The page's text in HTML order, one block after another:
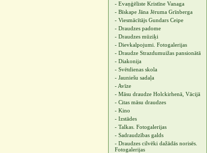
- Evaņģēliste Kristīne Vanaga
- Bīskape Jāna Jēruma Grīnberga
- Viesmācītājs Gundars Ceipe
- Draudzes padome
- Draudzes mūziķi
- Dievkalpojumi. Fotogalerijas
- Draudze Strazdumuižas pansionātā
- Diakonija
- Svētdienas skola
- Jauniešu sadaļa
- Avīze
- Māsu draudze Holckirhenā, Vācijā
- Citas māsu draudzes
- Kino
- Izstādes
- Talkas. Fotogalerijas
- Sadraudzības galds
- Draudzes cilvēki dažādās norisēs.
Fotogalerijas